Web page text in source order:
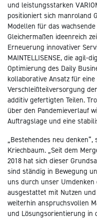
und leistungsstarken
positioniert sich manroland
Modellen für das
Gleichermaßen ideenreich
Erneuerung innovativer
MAINTELLISENSE, die agil-
Optimierung des Daily
kollaborative Ansatz für
Verschleißteilversorgung
additiv gefertigten Teilen.
über den Pandemieverlauf
Auftragslage und eine
„Bestehendes neu
Kriechbaum. „Seit dem
2018 hat sich dieser
sind ständig in Bewegung
uns durch unser
ausgestattet mit Nutzen
weiterhin anspruchsvollen
und Lösungsorientierung